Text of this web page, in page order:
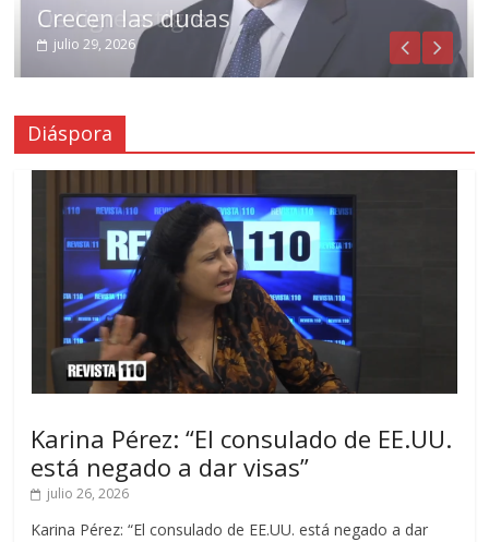
Crecen las dudas
julio 29, 2026
Diáspora
Karina Pérez: “El consulado de EE.UU.
está negado a dar visas”
julio 26, 2026
Karina Pérez: “El consulado de EE.UU. está negado a dar